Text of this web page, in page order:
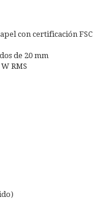
con certificación FSC
de 20 mm
RMS